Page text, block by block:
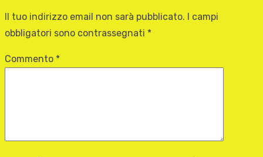
Il tuo indirizzo email non sarà pubblicato.
I campi
obbligatori sono contrassegnati *
Commento *